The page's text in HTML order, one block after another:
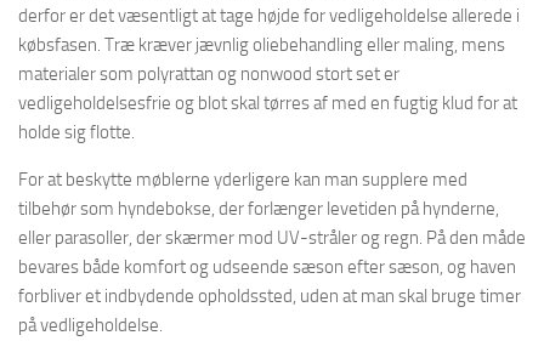
derfor er det væsentligt at tage højde for vedligeholdelse allerede i
købsfasen. Træ kræver jævnlig oliebehandling eller maling, mens
materialer som polyrattan og nonwood stort set er
vedligeholdelsesfrie og blot skal tørres af med en fugtig klud for at
holde sig flotte.
For at beskytte møblerne yderligere kan man supplere med
tilbehør som hyndebokse, der forlænger levetiden på hynderne,
eller parasoller, der skærmer mod UV-stråler og regn. På den måde
bevares både komfort og udseende sæson efter sæson, og haven
forbliver et indbydende opholdssted, uden at man skal bruge timer
på vedligeholdelse.